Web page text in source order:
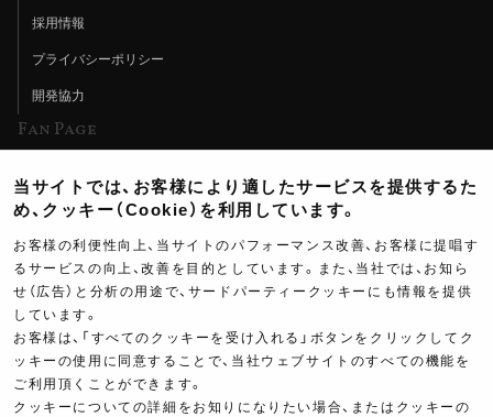
採用情報
プライバシーポリシー
開発協力
Fan Page
ヨシムラTV
イベント情報
イベントスケジュール
ツーリングブレイクタイム
製品ポスター
当サイトでは、お客様により適したサービスを提供するた
め、クッキー（Cookie）を利用しています。
お客様の利便性向上、当サイトのパフォーマンス改善、お客様に提唱す
るサービスの向上、改善を目的としています。また、当社では、お知ら
せ（広告）と分析の用途で、サードパーティークッキーにも情報を提供
しています。
お客様は、「すべてのクッキーを受け入れる」ボタンをクリックしてク
ッキーの使用に同意することで、当社ウェブサイトのすべての機能を
ご利用頂くことができます。
クッキーについての詳細をお知りになりたい場合、またはクッキーの